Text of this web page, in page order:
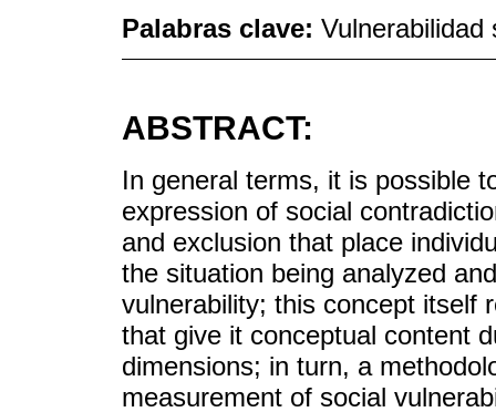
Palabras clave:
ABSTRACT:
In general terms, it is possible
expression of social
and exclusion that place
the situation being analyzed
vulnerability; this concept itself
that give it conceptual content
dimensions; in turn, a
measurement of social